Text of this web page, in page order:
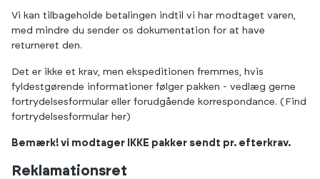
Vi kan tilbageholde betalingen indtil vi har modtaget varen,
med mindre du sender os dokumentation for at have
returneret den.
Det er ikke et krav, men ekspeditionen fremmes, hvis
fyldestgørende informationer følger pakken - vedlæg gerne
fortrydelsesformular eller forudgående korrespondance. ( Find
fortrydelsesformular her)
Bemærk! vi modtager IKKE pakker sendt pr. efterkrav.
Reklamationsret